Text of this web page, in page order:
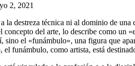
2, 2021
la destreza técnica ni al dominio de
concepto del arte, lo describe como un
sino el «funámbulo», una figura que
funámbulo, como artista, está